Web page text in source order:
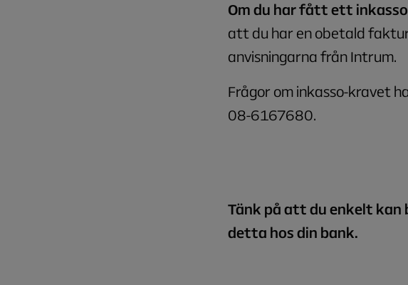
Om du har fått ett
att du har en obetald
anvisningarna från Intrum.
Frågor om inkasso-kravet
08-6167680.
Tänk på att du enkelt kan
detta hos din bank.